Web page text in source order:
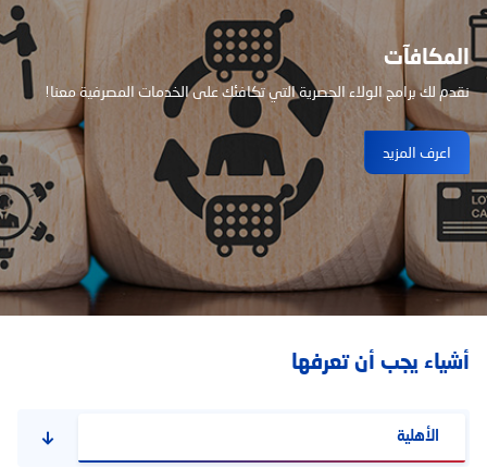
المكافآت
نقدم لك برامج الولاء الحصرية التي تكافئك على الخدمات المصرفية معنا!
اعرف المزيد
أشياء يجب أن تعرفها
الأهلية